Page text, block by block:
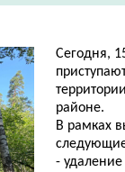
Сегодня,
районе.
В рамках
-